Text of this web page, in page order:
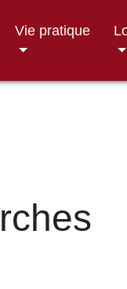
Vie pratique